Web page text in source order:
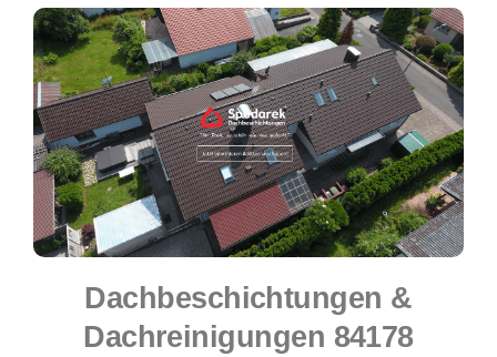
Dachbeschichtungen &
Dachreinigungen 84178